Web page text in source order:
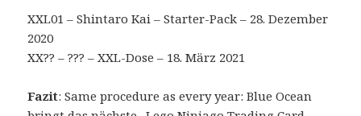
XXL01 – Shintaro Kai – Starter-Pack – 28. Dezember
2020
XX?? – ??? – XXL-Dose – 18. März 2021
Fazit: Same procedure as every year: Blue Ocean